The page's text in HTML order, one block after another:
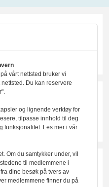
vårt nettsted bruker vi
Du kan reservere
og lignende verktøy for
tilpasse innhold til deg
funksjonalitet. Les mer i vår
Om du samtykker under, vil
til medlemmene i
dine besøk på tvers av
medlemmene finner du på